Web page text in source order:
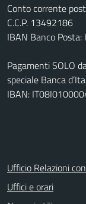
Conto corrente
C.C.P. 13492186
IBAN Banco
Pagamenti SOLO
speciale Banca
IBAN:
Ufficio Relazioni
Uffici e orari